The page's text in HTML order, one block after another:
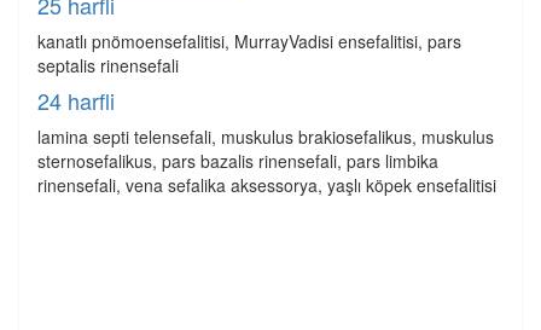
kanatlı pnömoensefalitisi, MurrayVadisi ensefalitisi, pars
septalis rinensefali
24 harfli
lamina septi telensefali, muskulus brakiosefalikus, muskulus
sternosefalikus, pars bazalis rinensefali, pars limbika
rinensefali, vena sefalika aksessorya, yaşlı köpek ensefalitisi